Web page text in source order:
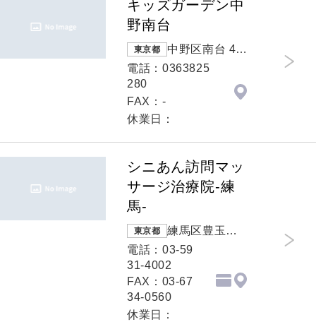
キッズガーデン中
野南台
東京都
中野区南台 4-1
9-11
電話：0363825
280
FAX：-
休業日：
シニあん訪問マッ
サージ治療院-練
馬-
東京都
練馬区豊玉中
３－２１－５
サニーデイ３
０１
電話：03-59
31-4002
FAX：03-67
34-0560
休業日：